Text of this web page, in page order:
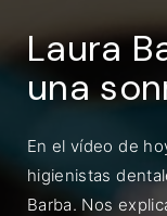
Laura
una
En el vídeo de
higienistas
Barba. Nos